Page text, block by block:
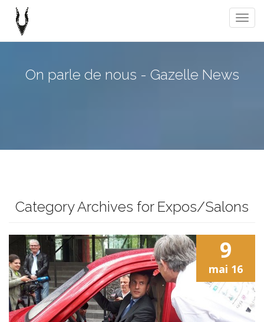
On parle de nous - Gazelle News
Category Archives for Expos/Salons
9
mai 16